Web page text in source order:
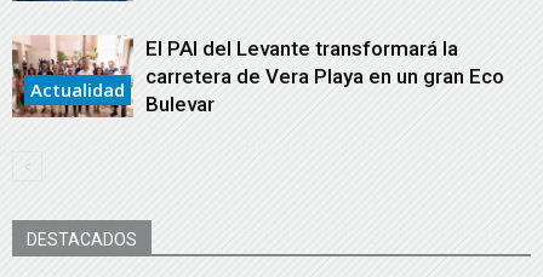
Actualidad
El PAI del Levante transformará la
carretera de Vera Playa en un gran Eco
Bulevar
DESTACADOS